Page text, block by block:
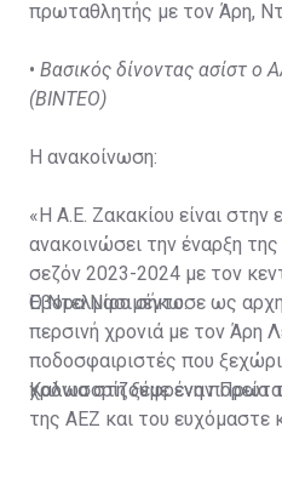
πρωταθλητής με τον Άρη,
• Βασικός δίνοντας ασίστ ο
(ΒΙΝΤΕΟ)
Η ανακοίνωση:
«Η Α.Ε. Ζακακίου είναι στην
ανακοινώσει την έναρξη
σεζόν 2023-2024 με τον
Έβορα Νασιμέντο.
Ο Ντελμίρο σήκωσε ως
περσινή χρονιά με τον Άρη
ποδοσφαιριστές που
χρόνια στη ξέφρενη πορεία
Καλωσορίζουμε έναν
της ΑΕΖ και του ευχόμαστε